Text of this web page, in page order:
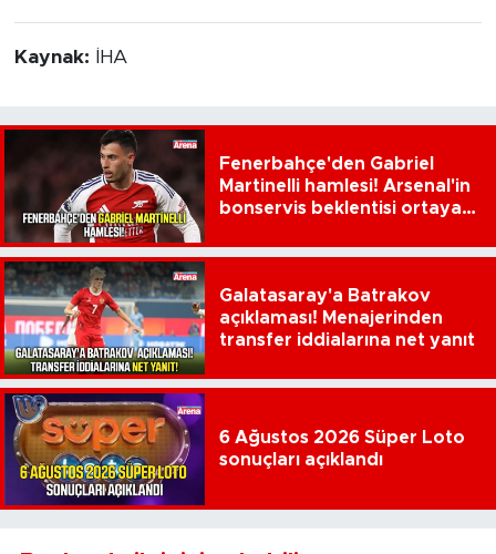
Kaynak: İHA
Fenerbahçe'den Gabriel
Martinelli hamlesi! Arsenal'in
bonservis beklentisi ortaya
Galatasaray'a Batrakov
açıklaması! Menajerinden
transfer iddialarına net yanıt
6 Ağustos 2026 Süper Loto
sonuçları açıklandı